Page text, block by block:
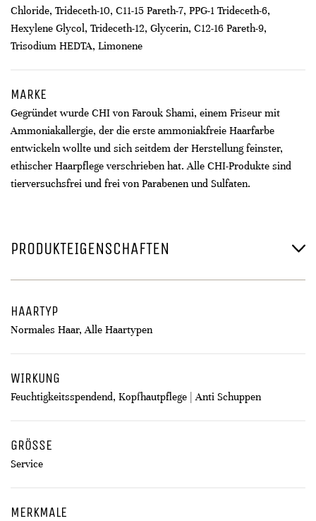
Chloride, Trideceth-10, C11-15 Pareth-7, PPG-1 Trideceth-6,
Hexylene Glycol, Trideceth-12, Glycerin, C12-16 Pareth-9,
Trisodium HEDTA, Limonene
MARKE
Gegründet wurde CHI von Farouk Shami, einem Friseur mit
Ammoniakallergie, der die erste ammoniakfreie Haarfarbe
entwickeln wollte und sich seitdem der Herstellung feinster,
ethischer Haarpflege verschrieben hat. Alle CHI-Produkte sind
tierversuchsfrei und frei von Parabenen und Sulfaten.
PRODUKTEIGENSCHAFTEN
HAARTYP
Normales Haar, Alle Haartypen
WIRKUNG
Feuchtigkeitsspendend, Kopfhautpflege | Anti Schuppen
GRÖSSE
Service
MERKMALE